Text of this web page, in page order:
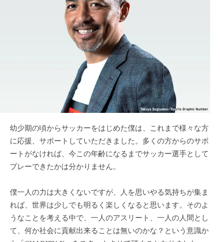
幼少期の頃からサッカーをはじめた僕は、これまで様々な方
に応援、サポートしていただきました。多くの方からのサポ
ートがなければ、今この年齢になるまでサッカー選手として
プレーできたかは分かりません。
僕一人の力は大きくないですが、人を思いやる気持ちが集ま
れば、世界は少しでも明るく楽しくなると思います。そのよ
うなことを考える中で、一人のアスリート、一人の人間とし
て、何か社会に貢献出来ることは無いのかな？という意識か